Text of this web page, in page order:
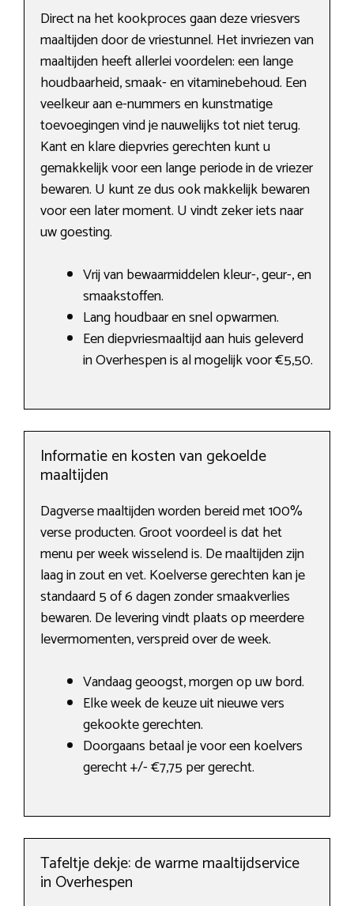
Direct na het kookproces gaan deze vriesvers
maaltijden door de vriestunnel. Het invriezen van
maaltijden heeft allerlei voordelen: een lange
houdbaarheid, smaak- en vitaminebehoud. Een
veelkeur aan e-nummers en kunstmatige
toevoegingen vind je nauwelijks tot niet terug.
Kant en klare diepvries gerechten kunt u
gemakkelijk voor een lange periode in de vriezer
bewaren. U kunt ze dus ook makkelijk bewaren
voor een later moment. U vindt zeker iets naar
uw goesting.
Vrij van bewaarmiddelen kleur-, geur-, en
smaakstoffen.
Lang houdbaar en snel opwarmen.
Een diepvriesmaaltijd aan huis geleverd
in Overhespen is al mogelijk voor €5,50.
Informatie en kosten van gekoelde
maaltijden
Dagverse maaltijden worden bereid met 100%
verse producten. Groot voordeel is dat het
menu per week wisselend is. De maaltijden zijn
laag in zout en vet. Koelverse gerechten kan je
standaard 5 of 6 dagen zonder smaakverlies
bewaren. De levering vindt plaats op meerdere
levermomenten, verspreid over de week.
Vandaag geoogst, morgen op uw bord.
Elke week de keuze uit nieuwe vers
gekookte gerechten.
Doorgaans betaal je voor een koelvers
gerecht +/- €7,75 per gerecht.
Tafeltje dekje: de warme maaltijdservice
in Overhespen